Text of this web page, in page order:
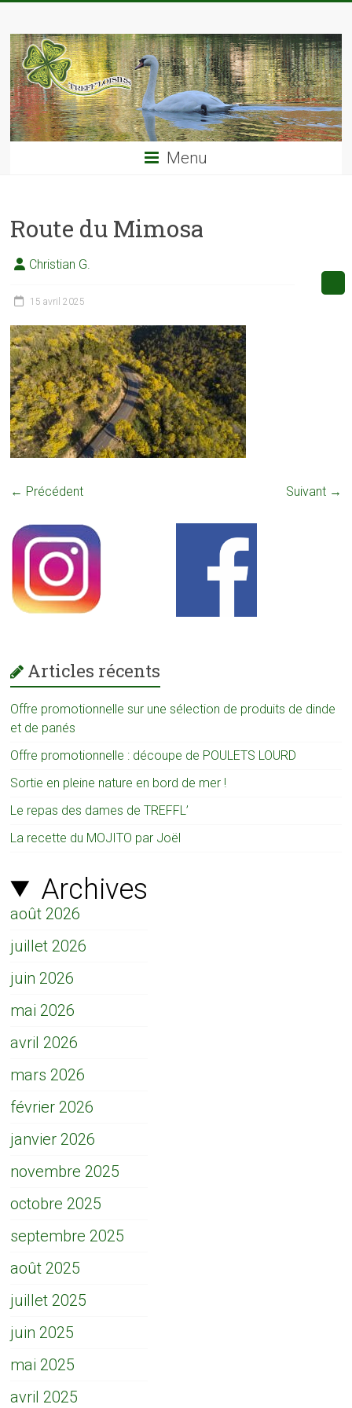
content
TREFF'LOISIRS
Menu
Route du Mimosa
Christian G.
15 avril 2025
← Précédent Suivant →
Articles récents
Offre promotionnelle sur une sélection de produits de dinde
et de panés
Offre promotionnelle : découpe de POULETS LOURD
Sortie en pleine nature en bord de mer !
Le repas des dames de TREFFL’
La recette du MOJITO par Joël
Archives
août 2026
juillet 2026
juin 2026
mai 2026
avril 2026
mars 2026
février 2026
janvier 2026
novembre 2025
octobre 2025
septembre 2025
août 2025
juillet 2025
juin 2025
mai 2025
avril 2025